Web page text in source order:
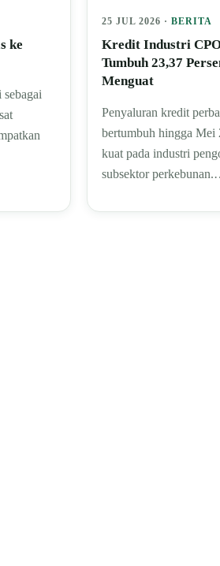
ke
25 JUL 2026 · BERITA
Kredit Industri
Tumbuh 23,37
Menguat
Penyaluran kredit
bertumbuh hingga Mei
kuat pada industri
subsektor